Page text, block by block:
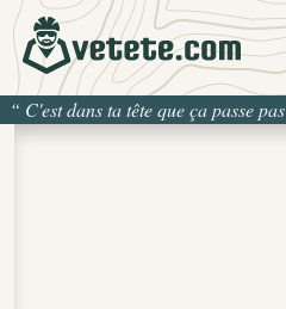
“ C'est dans ta tête que ça passe pas